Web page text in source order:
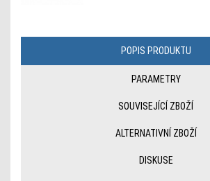
POPIS PRODUKTU
PARAMETRY
SOUVISEJÍCÍ ZBOŽÍ
ALTERNATIVNÍ ZBOŽÍ
DISKUSE